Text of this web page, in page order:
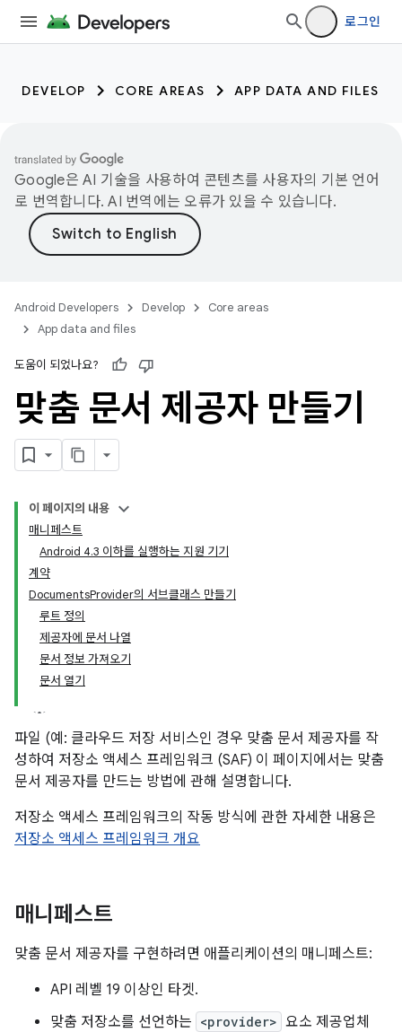
로그인
DEVELOP CORE AREAS APP DATA AND FILES
Google은 AI 기술을 사용하여 콘텐츠를 사용자의 기본 언어
로 번역합니다. AI 번역에는 오류가 있을 수 있습니다.
Android Developers Develop
Core areas
App data and files
도움이 되었나요?
맞춤 문서 제공자 만들기
이 페이지의 내용
매니페스트
Android 4.3 이하를 실행하는 지원 기기
계약
DocumentsProvider의 서브클래스 만들기
루트 정의
제공자에 문서 나열
문서 정보 가져오기
문서 열기
파일 (예: 클라우드 저장 서비스인 경우 맞춤 문서 제공자를 작
성하여 저장소 액세스 프레임워크 (SAF) 이 페이지에서는 맞춤
문서 제공자를 만드는 방법에 관해 설명합니다.
저장소 액세스 프레임워크의 작동 방식에 관한 자세한 내용은
저장소 액세스 프레임워크 개요
매니페스트
맞춤 문서 제공자를 구현하려면 애플리케이션의 매니페스트:
API 레벨 19 이상인 타겟.
맞춤 저장소를 선언하는 <provider> 요소 제공업체